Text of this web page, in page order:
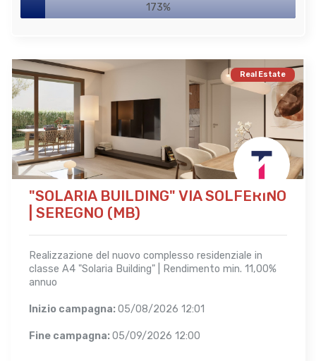
173%
Real Estate
"SOLARIA BUILDING" VIA SOLFERINO
| SEREGNO (MB)
Realizzazione del nuovo complesso residenziale in
classe A4 "Solaria Building" | Rendimento min. 11,00%
annuo
Inizio campagna:05/08/2026 12:01
Fine campagna:05/09/2026 12:00